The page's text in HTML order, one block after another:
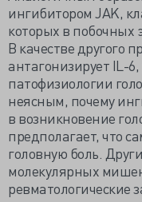
ингибитором JAK,
которых в побочных
В качестве другого
антагонизирует IL-
патофизиологии
неясным, почему
в возникновение
предполагает, что
головную боль.
молекулярных
ревматологические